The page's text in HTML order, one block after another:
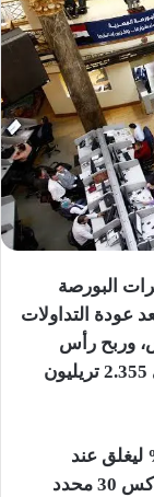
البورصة
عودة التداولات
وربح رأس
المال السوقي مليار جنيه ليغلق عند مستوى 2.355 تريليون
“إيجي إكس 30” بنسبة 0.35% ليغلق عند
مستوى 33152 نقطة، وصعد مؤشر “إيجي إكس 30 محدد